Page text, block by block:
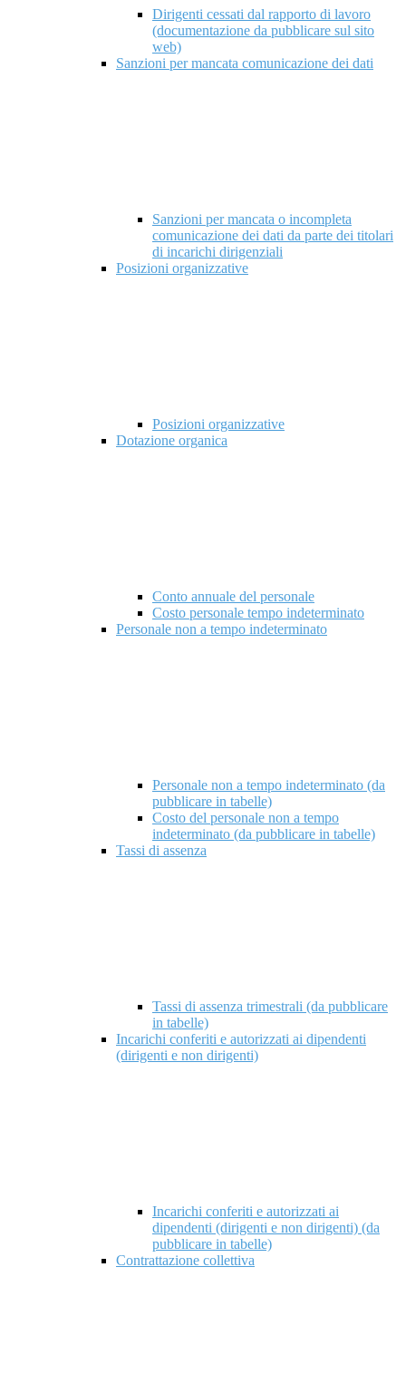
Dirigenti cessati dal rapporto di lavoro
(documentazione da pubblicare sul sito
web)
Sanzioni per mancata comunicazione dei dati
Sanzioni per mancata o incompleta
comunicazione dei dati da parte dei titolari
di incarichi dirigenziali
Posizioni organizzative
Posizioni organizzative
Dotazione organica
Conto annuale del personale
Costo personale tempo indeterminato
Personale non a tempo indeterminato
Personale non a tempo indeterminato (da
pubblicare in tabelle)
Costo del personale non a tempo
indeterminato (da pubblicare in tabelle)
Tassi di assenza
Tassi di assenza trimestrali (da pubblicare
in tabelle)
Incarichi conferiti e autorizzati ai dipendenti
(dirigenti e non dirigenti)
Incarichi conferiti e autorizzati ai
dipendenti (dirigenti e non dirigenti) (da
pubblicare in tabelle)
Contrattazione collettiva